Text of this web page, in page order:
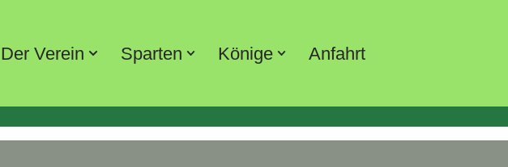
Der Verein Sparten Könige Anfahrt